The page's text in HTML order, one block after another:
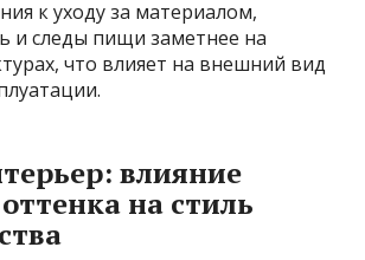
к уходу за материалом,
и следы пищи заметнее на
что влияет на внешний вид
влияние
на стиль